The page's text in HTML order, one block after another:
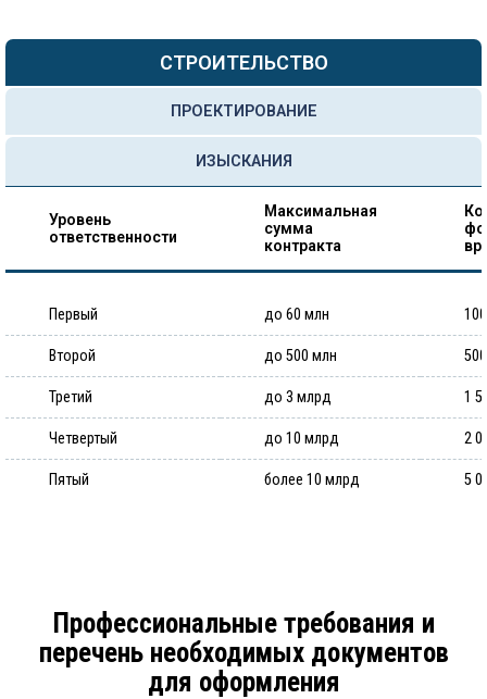
СТРОИТЕЛЬСТВО
ПРОЕКТИРОВАНИЕ
ИЗЫСКАНИЯ
Уровень
ответственности
Максимальная
сумма
контракта
Первый до 60 млн
Второй до 500 млн
Третий до 3 млрд 1
Четвертый до 10 млрд 2
Пятый более 10 млрд 5
Профессиональные требования и
перечень необходимых документов
для оформления